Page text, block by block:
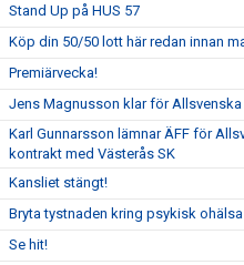
Stand Up på HUS 57
Köp din 50/50 lott här redan innan
Premiärvecka!
Jens Magnusson klar för Allsvenska
Karl Gunnarsson lämnar ÄFF för
kontrakt med Västerås SK
Kansliet stängt!
Bryta tystnaden kring psykisk ohälsa
Se hit!